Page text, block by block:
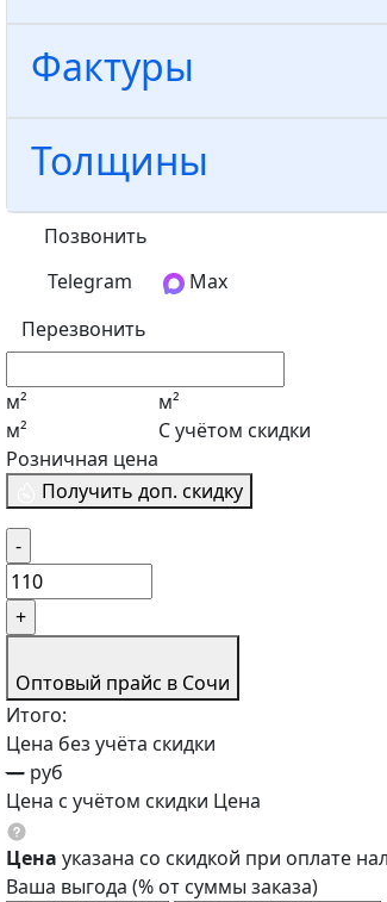
Фактуры
Толщины
Позвонить
Telegram
Max
Перезвонить
м²
м²
Розничная цена
м²
С учётом скидки
Получить доп. скидку
Оптовый прайс в Сочи
Итого:
Цена без учёта скидки
—руб
Цена с учётом скидки Цена
Цена указана со скидкой при оплате
Ваша выгода (% от суммы заказа)